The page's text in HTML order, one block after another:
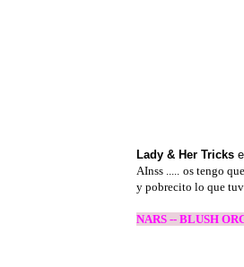
Lady & Her Tricks
AInss ..... os tengo
y pobrecito lo que
NARS -- BLUSH